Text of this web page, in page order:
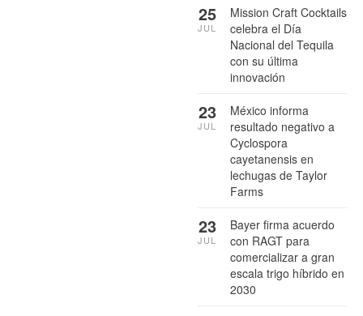
Mission Craft Cocktails
celebra el Día
Nacional del Tequila
con su última
innovación
25
JUL
México informa
resultado negativo a
Cyclospora
cayetanensis en
lechugas de Taylor
Farms
23
JUL
Bayer firma acuerdo
con RAGT para
comercializar a gran
escala trigo híbrido en
2030
23
JUL